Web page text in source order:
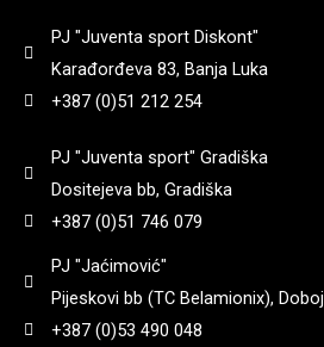
o
k
a
PJ "Juventa sport Diskont"
Karađorđeva 83, Banja Luka
+387 (0)51 212 254
PJ "Juventa sport" Gradiška
Dositejeva bb, Gradiška
+387 (0)51 746 079
PJ "Jaćimović"
Pijeskovi bb (TC Belamionix), Doboj
+387 (0)53 490 048